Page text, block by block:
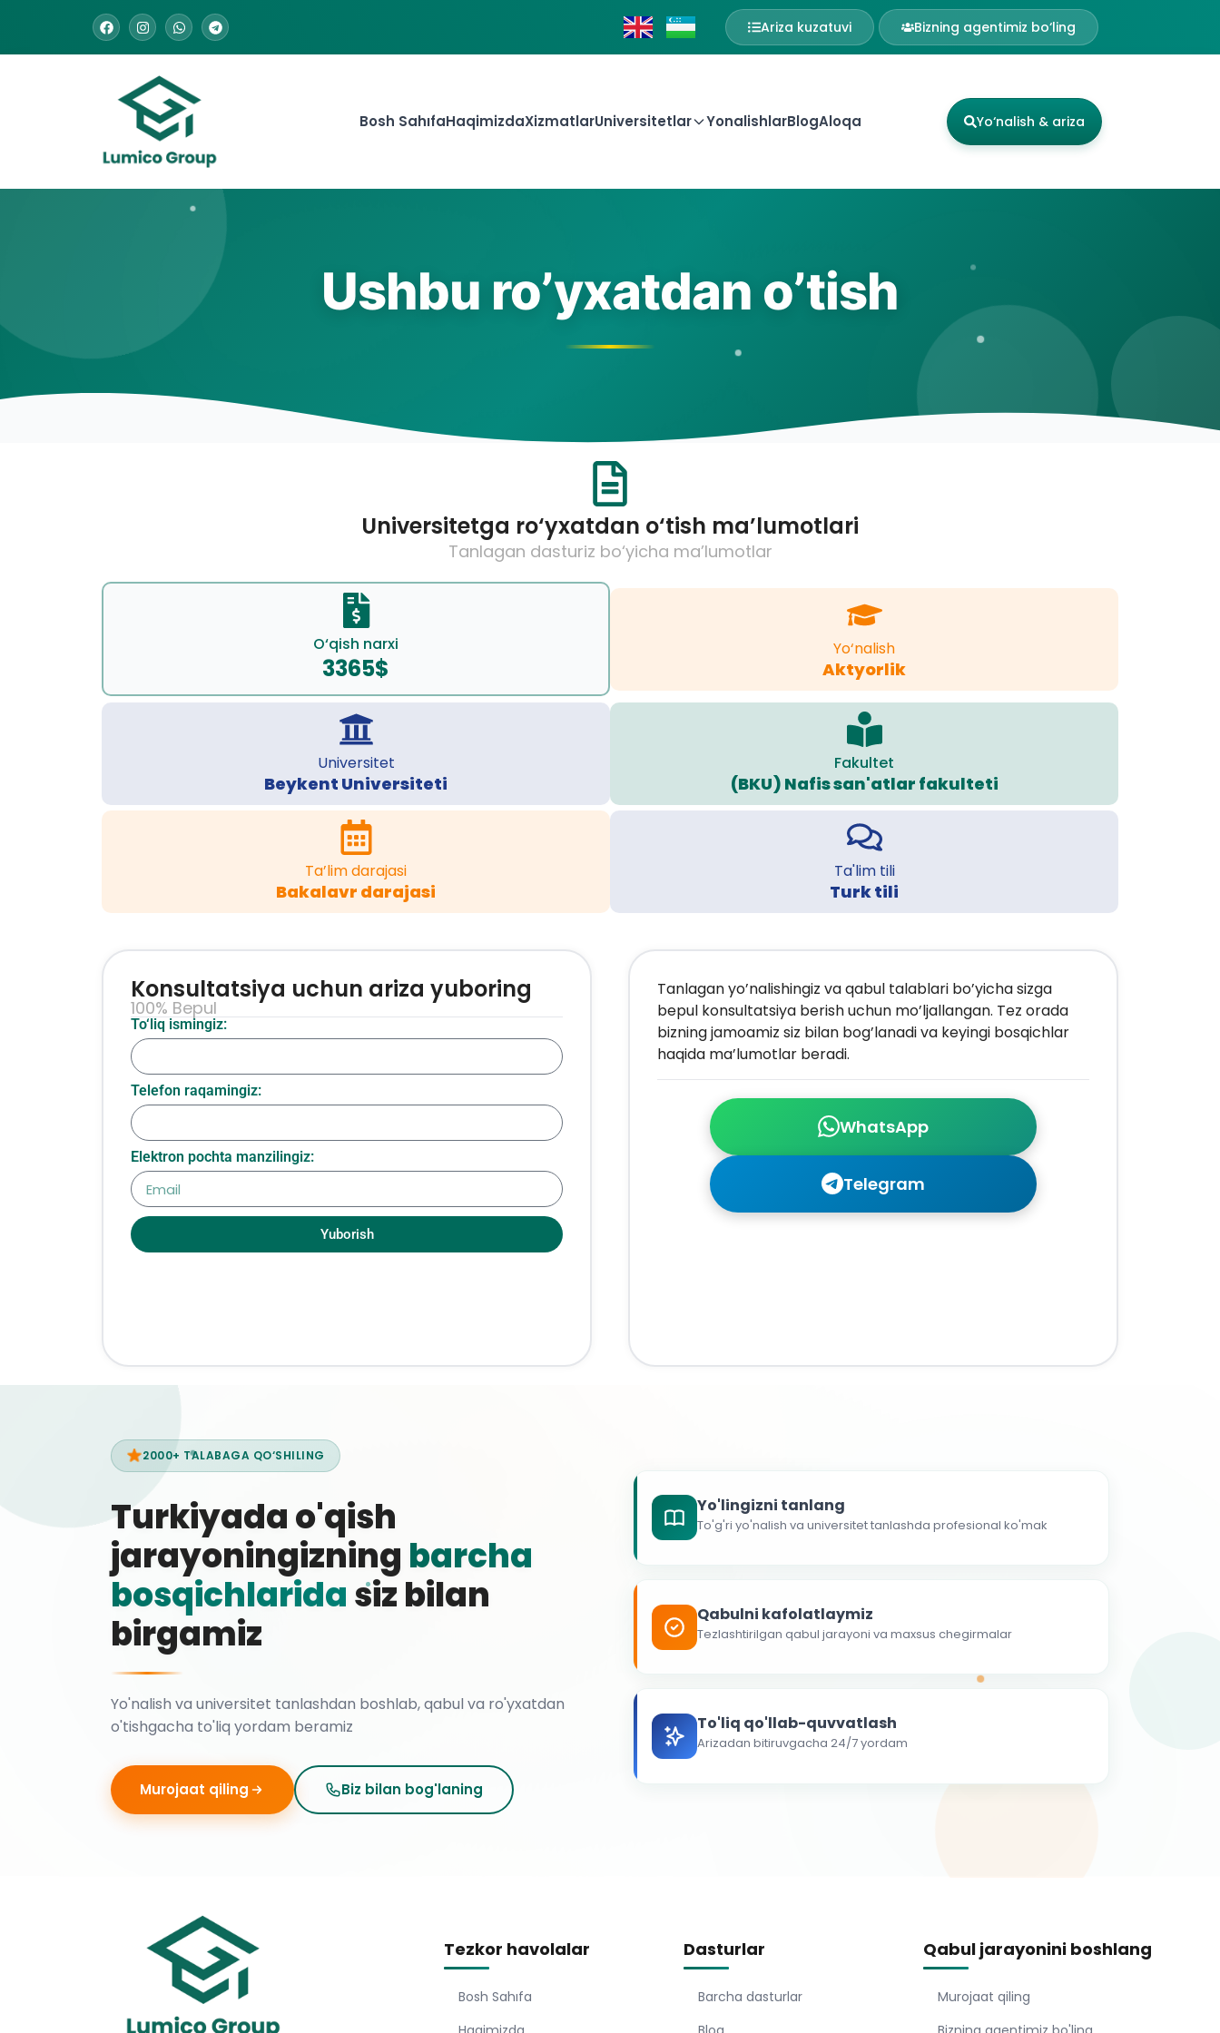
Ariza kuzatuvi Bizning agentimiz bo‘ling
Bosh SahıfaHaqimizdaXizmatlarUniversitetlar YonalishlarBlogAloqa Yo‘nalish & ariza
Ushbu ro’yxatdan o’tish
Universitetga ro‘yxatdan o‘tish ma’lumotlari
Tanlagan dasturiz bo‘yicha ma’lumotlar
O‘qish narxi
3365$
Yo‘nalish
Aktyorlik
Universitet
Beykent Universiteti
Fakultet
(BKU) Nafis san'atlar fakulteti
Ta’lim darajasi
Bakalavr darajasi
Ta'lim tili
Turk tili
WhatsApp
Telegram
Tanlagan yo’nalishingiz va qabul talablari bo’yicha sizga
bepul konsultatsiya berish uchun mo’ljallangan. Tez orada
bizning jamoamiz siz bilan bog’lanadi va keyingi bosqichlar
haqida ma’lumotlar beradi.
To‘liq ismingiz:
Telefon raqamingiz:
Elektron pochta manzilingiz:
Yuborish
Konsultatsiya uchun ariza yuboring
100% Bepul
2000+ TALABAGA QO‘SHILING
Turkiyada o'qish
jarayoningizning barcha
bosqichlaridasiz bilan
birgamiz
Yo'nalish va universitet tanlashdan boshlab, qabul va ro'yxatdan
o'tishgacha to'liq yordam beramiz
Murojaat qiling Biz bilan bog'laning
Yo'lingizni tanlang
To'g'ri yo'nalish va universitet tanlashda profesional ko'mak
Qabulni kafolatlaymiz
Tezlashtirilgan qabul jarayoni va maxsus chegirmalar
To'liq qo'llab-quvvatlash
Arizadan bitiruvgacha 24/7 yordam
Tezkor havolalar
Bosh Sahıfa
Dasturlar
Barcha dasturlar
Qabul jarayonini boshlang
Murojaat qiling